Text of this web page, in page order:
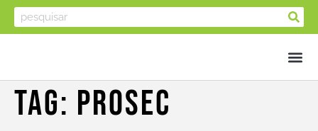
Tag: PROSEC